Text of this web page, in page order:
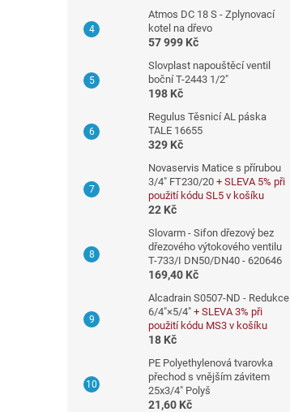
Atmos DC 18 S - Zplynovací
kotel na dřevo
57 999 Kč
Slovplast napouštěcí ventil
boční T-2443 1/2"
198 Kč
Regulus Těsnicí AL páska
TALE 16655
329 Kč
Novaservis Matice s přírubou
3/4" FT230/20 + SLEVA 5% při
použití kódu SL5 v košíku
22 Kč
Slovarm - Sifon dřezový bez
dřezového výtokového ventilu
T-733/I DN50/DN40 - 620646
169,40 Kč
Alcadrain S0507-ND - Redukce
6/4"×5/4" + SLEVA 3% při
použití kódu MS3 v košíku
18 Kč
PE Polyethylenová tvarovka
přechod s vnějším závitem
25x3/4" Polyš
21,60 Kč